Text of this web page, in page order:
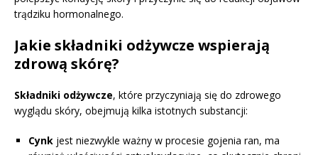
trądziku hormonalnego.
Jakie składniki odżywcze wspierają
zdrową skórę?
Składniki odżywcze, które przyczyniają się do zdrowego
wyglądu skóry, obejmują kilka istotnych substancji:
Cynk jest niezwykle ważny w procesie gojenia ran, ma